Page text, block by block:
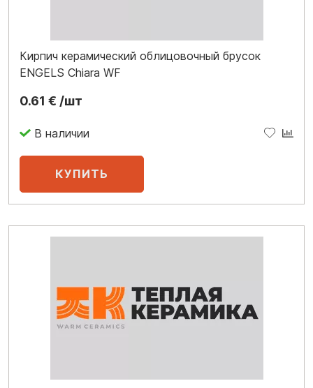
Кирпич керамический облицовочный брусок
ENGELS Chiara WF
0.61 € /шт